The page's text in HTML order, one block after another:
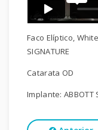
Faco Elíptico,
SIGNATURE
Catarata OD
Implante: ABBOTT